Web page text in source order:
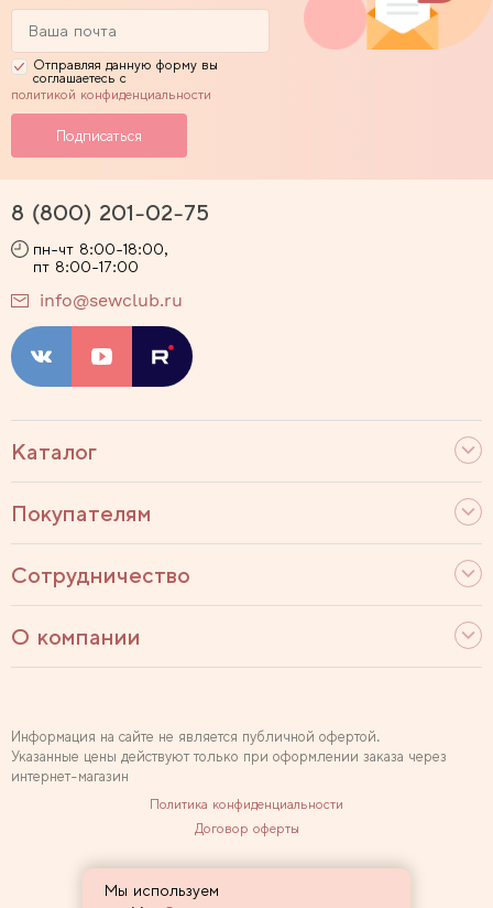
Отправляя данную форму вы
соглашаетесь с
политикой конфиденциальности
Каталог
Покупателям
Сотрудничество
О компании
8 (800) 201-02-75
пн-чт 8:00-18:00,
пт 8:00-17:00
info@sewclub.ru
Информация на сайте не является публичной офертой.
Указанные цены действуют только при оформлении заказа через
интернет-магазин
Политика конфиденциальности
Договор оферты
Мы используем